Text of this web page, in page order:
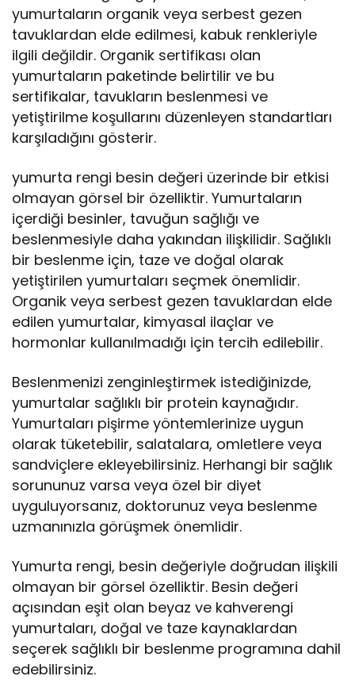
yumurtaların organik veya serbest gezen
tavuklardan elde edilmesi, kabuk renkleriyle
ilgili değildir. Organik sertifikası olan
yumurtaların paketinde belirtilir ve bu
sertifikalar, tavukların beslenmesi ve
yetiştirilme koşullarını düzenleyen standartları
karşıladığını gösterir.
yumurta rengi besin değeri üzerinde bir etkisi
olmayan görsel bir özelliktir. Yumurtaların
içerdiği besinler, tavuğun sağlığı ve
beslenmesiyle daha yakından ilişkilidir. Sağlıklı
bir beslenme için, taze ve doğal olarak
yetiştirilen yumurtaları seçmek önemlidir.
Organik veya serbest gezen tavuklardan elde
edilen yumurtalar, kimyasal ilaçlar ve
hormonlar kullanılmadığı için tercih edilebilir.
Beslenmenizi zenginleştirmek istediğinizde,
yumurtalar sağlıklı bir protein kaynağıdır.
Yumurtaları pişirme yöntemlerinize uygun
olarak tüketebilir, salatalara, omletlere veya
sandviçlere ekleyebilirsiniz. Herhangi bir sağlık
sorununuz varsa veya özel bir diyet
uyguluyorsanız, doktorunuz veya beslenme
uzmanınızla görüşmek önemlidir.
Yumurta rengi, besin değeriyle doğrudan ilişkili
olmayan bir görsel özelliktir. Besin değeri
açısından eşit olan beyaz ve kahverengi
yumurtaları, doğal ve taze kaynaklardan
seçerek sağlıklı bir beslenme programına dahil
edebilirsiniz.